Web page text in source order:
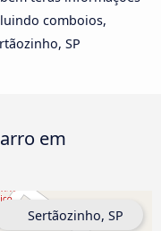
comboios,
SP
em
Sertãozinho, SP